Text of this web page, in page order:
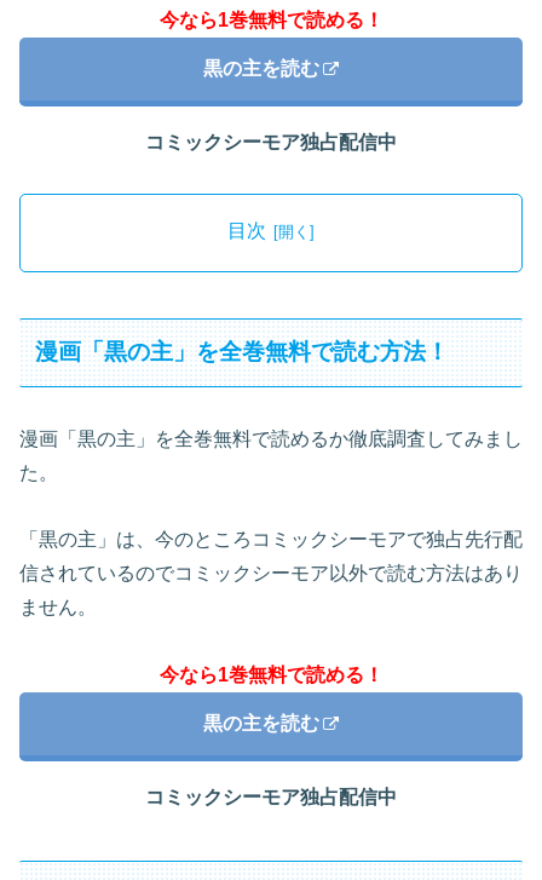
今なら1巻無料で読める！
黒の主を読む
コミックシーモア独占配信中
目次
漫画「黒の主」を全巻無料で読む方法！
漫画「黒の主」を全巻無料で読めるか徹底調査してみまし
た。
「黒の主」は、今のところコミックシーモアで独占先行配
信されているのでコミックシーモア以外で読む方法はあり
ません。
今なら1巻無料で読める！
黒の主を読む
コミックシーモア独占配信中